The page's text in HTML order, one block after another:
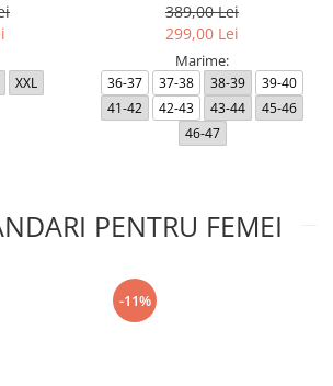
XXL
389,00 Lei
299,00 Lei
Marime:
36-37 37-38 38-39
39-40
41-42
42-43 43-44
45-46
46-47
PENTRU FEMEI
-11%